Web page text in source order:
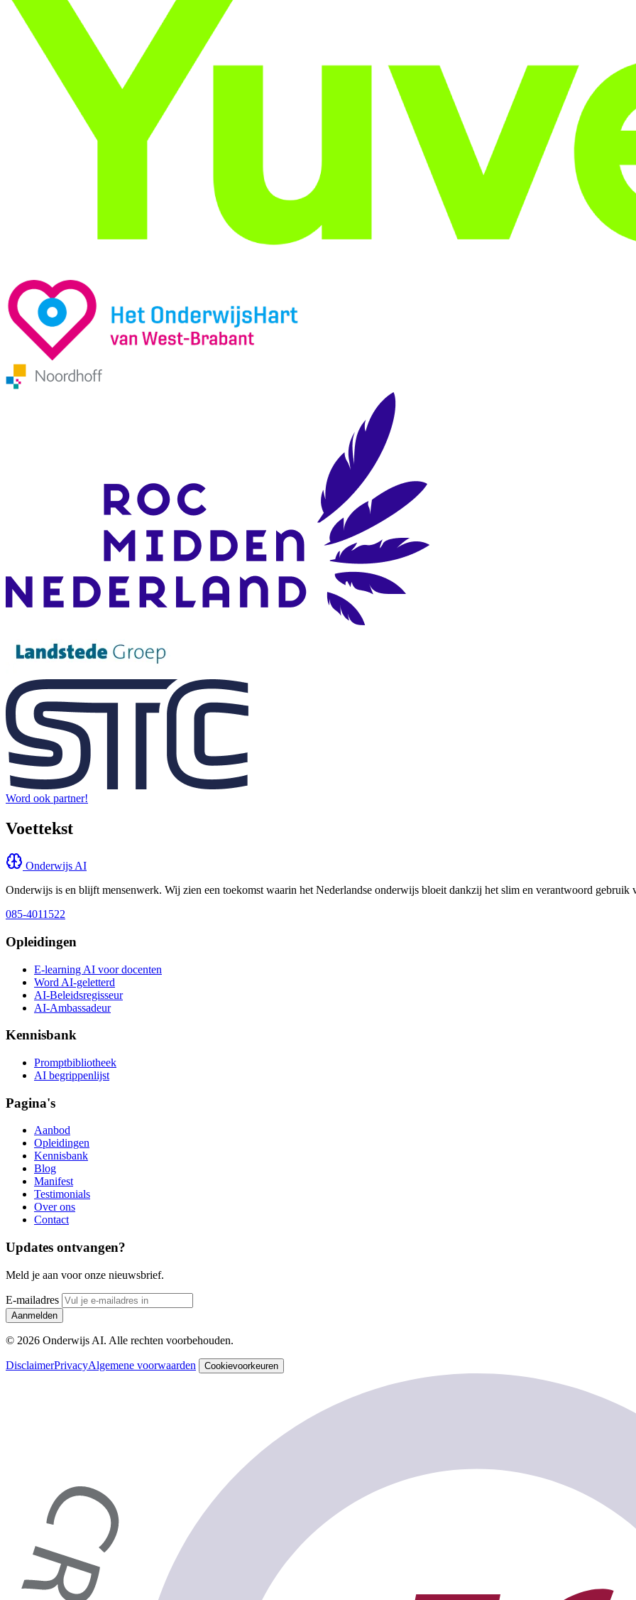
Word ook partner!
Voettekst
Onderwijs AI
Onderwijs is en blijft mensenwerk. Wij zien een toekomst waarin het Nederlandse onderwijs bloeit dankzij het slim en verantwoord gebruik
085-4011522
Opleidingen
E-learning AI voor docenten
Word AI-geletterd
AI-Beleidsregisseur
AI-Ambassadeur
Kennisbank
Promptbibliotheek
AI begrippenlijst
Pagina's
Aanbod
Opleidingen
Kennisbank
Blog
Manifest
Testimonials
Over ons
Contact
Updates ontvangen?
Meld je aan voor onze nieuwsbrief.
E-mailadres
Aanmelden
© 2026 Onderwijs AI. Alle rechten voorbehouden.
DisclaimerPrivacyAlgemene voorwaarden Cookievoorkeuren